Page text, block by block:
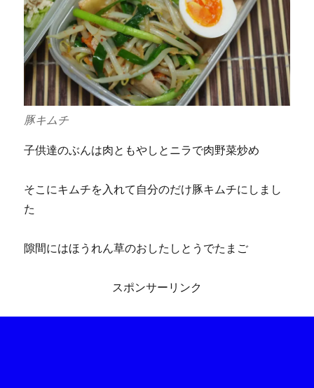
豚キムチ
子供達のぶんは肉ともやしとニラで肉野菜炒め
そこにキムチを入れて自分のだけ豚キムチにしまし
た
隙間にはほうれん草のおしたしとうでたまご
スポンサーリンク